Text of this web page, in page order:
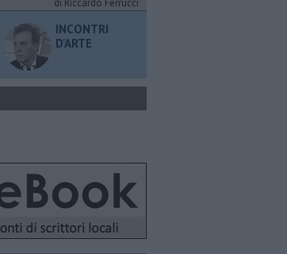
di Riccardo Ferrucci
INCONTRI
D'ARTE